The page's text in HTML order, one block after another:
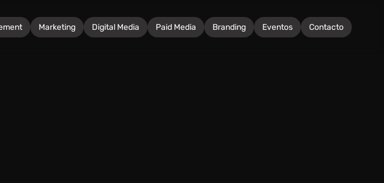
Marketing Digital Media Paid Media Eventos
Branding Contacto